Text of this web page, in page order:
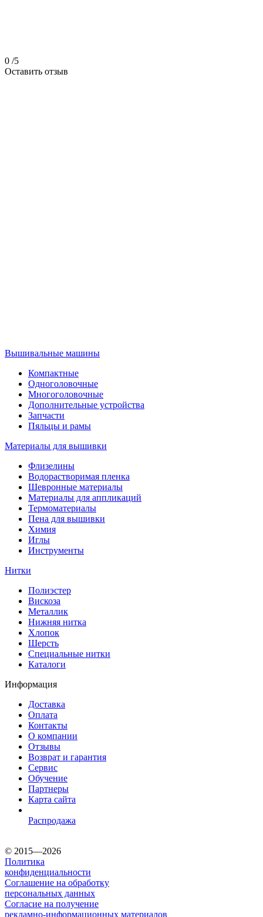
0 /5
Оставить отзыв
Вышивальные машины
Компактные
Одноголовочные
Многоголовочные
Дополнительные устройства
Запчасти
Пяльцы и рамы
Материалы для вышивки
Флизелины
Водорастворимая пленка
Шевронные материалы
Материалы для аппликаций
Термоматериалы
Пена для вышивки
Химия
Иглы
Инструменты
Нитки
Полиэстер
Вискоза
Металлик
Нижняя нитка
Хлопок
Шерсть
Специальные нитки
Каталоги
Информация
Доставка
Оплата
Контакты
О компании
Отзывы
Возврат и гарантия
Сервис
Обучение
Партнеры
Карта сайта
Распродажа
© 2015—2026
Политика
конфиденциальности
Соглашение на обработку
персональных данных
Согласие на получение
рекламно-информационных материалов